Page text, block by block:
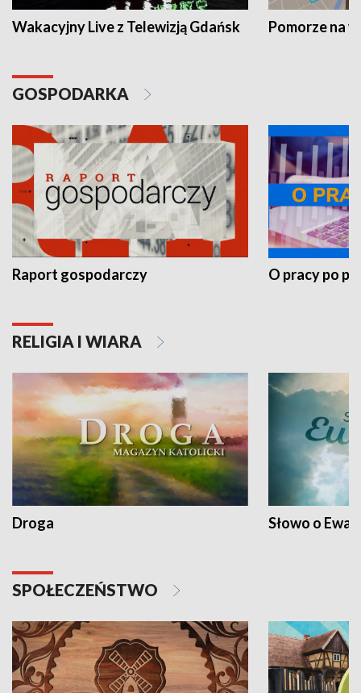
Wakacyjny Live z Telewizją Gdańsk Pomorze na
GOSPODARKA
Raport gospodarczy O pracy po
RELIGIA I WIARA
Droga Słowo o
SPOŁECZEŃSTWO